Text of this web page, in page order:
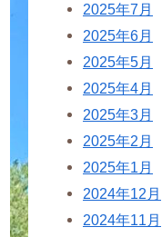
2025年7月
2025年6月
2025年5月
2025年4月
2025年3月
2025年2月
2025年1月
2024年12月
2024年11月